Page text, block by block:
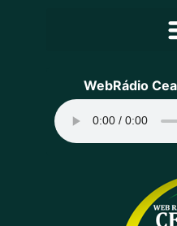
WebRádio